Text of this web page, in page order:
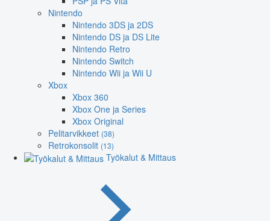
Nintendo
Nintendo 3DS ja 2DS
Nintendo DS ja DS Lite
Nintendo Retro
Nintendo Switch
Nintendo Wii ja Wii U
Xbox
Xbox 360
Xbox One ja Series
Xbox Original
Pelitarvikkeet (38)
Retrokonsolit (13)
Työkalut & Mittaus